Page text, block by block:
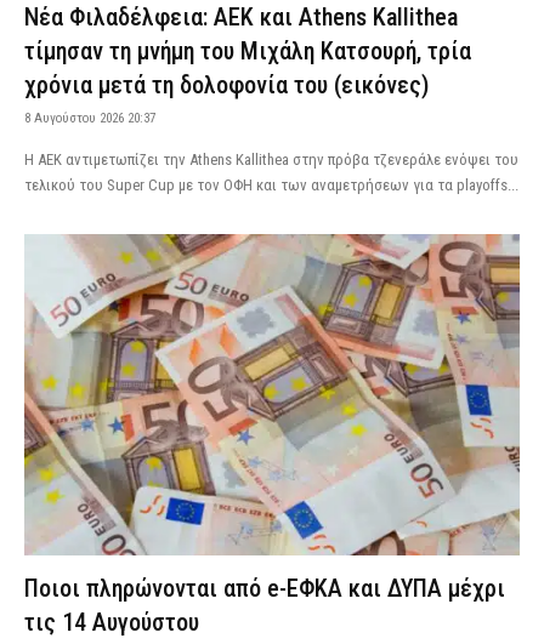
Νέα Φιλαδέλφεια: ΑΕΚ και Athens Kallithea
τίμησαν τη μνήμη του Μιχάλη Κατσουρή, τρία
χρόνια μετά τη δολοφονία του (εικόνες)
8 Αυγούστου 2026 20:37
Η ΑΕΚ αντιμετωπίζει την Athens Kallithea στην πρόβα τζενεράλε ενόψει του
τελικού του Super Cup με τον ΟΦΗ και των αναμετρήσεων για τα playoffs...
Ποιοι πληρώνονται από e-ΕΦΚΑ και ΔΥΠΑ μέχρι
τις 14 Αυγούστου